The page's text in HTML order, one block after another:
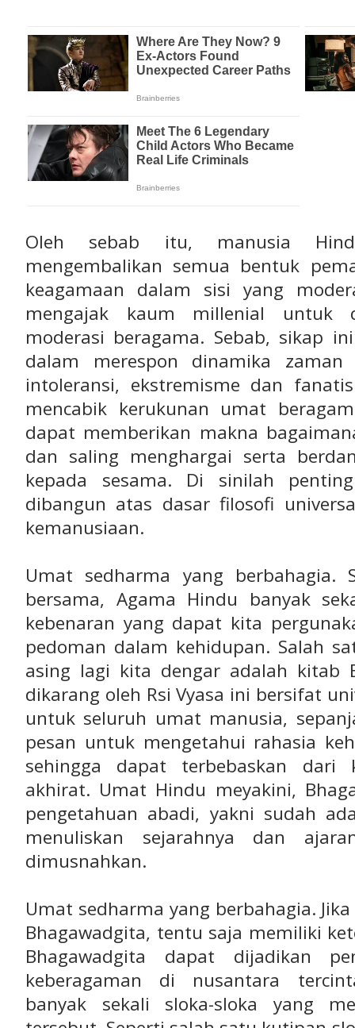
Oleh sebab itu, manusia
mengembalikan semua bentuk
keagamaan dalam sisi yang
mengajak kaum millenial untuk
moderasi beragama. Sebab, sikap
dalam merespon dinamika
intoleransi, ekstremisme dan
mencabik kerukunan umat
dapat memberikan makna
dan saling menghargai serta
kepada sesama. Di sinilah
dibangun atas dasar filosofi
kemanusiaan.
Umat sedharma yang berbahagia.
bersama, Agama Hindu banyak
kebenaran yang dapat kita
pedoman dalam kehidupan. Salah
asing lagi kita dengar adalah kitab
dikarang oleh Rsi Vyasa ini bersifat
untuk seluruh umat manusia,
pesan untuk mengetahui rahasia
sehingga dapat terbebaskan dari
akhirat. Umat Hindu meyakini,
pengetahuan abadi, yakni sudah
menuliskan sejarahnya dan
dimusnahkan.
Umat sedharma yang berbahagia.
Bhagawadgita, tentu saja memiliki
Bhagawadgita dapat dijadikan
keberagaman di nusantara
banyak sekali sloka-sloka yang